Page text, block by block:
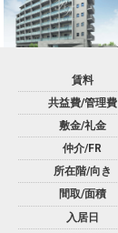
賃料
共益費/管理費
敷金/礼金
仲介/FR
所在階/向き
間取/面積
入居日